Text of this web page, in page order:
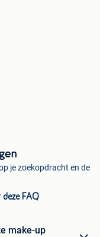
je zoekopdracht en de
deze FAQ
make-up